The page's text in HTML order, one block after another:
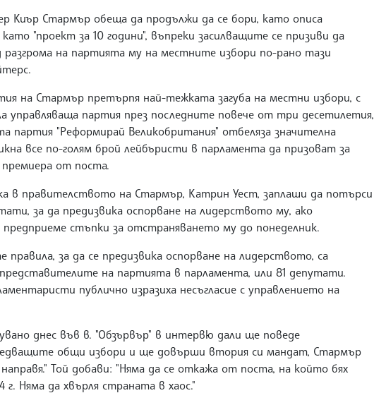
Киър Стармър обеща да продължи да се бори, като описа
"проект за 10 години", въпреки засилващите се призиви да
разгрома на партията му на местните избори по-рано тази
на Стармър претърпя най-тежката загуба на местни избори, с
управляваща партия през последните повече от три десетилетия,
партия "Реформирай Великобритания" отбеляза значителна
все по-голям брой лейбъристи в парламента да призоват за
от поста.
в правителството на Стармър, Катрин Уест, заплаши да потърси
за да предизвика оспорване на лидерството му, ако
стъпки за отстраняването му до понеделник.
правила, за да се предизвика оспорване на лидерството, са
на партията в парламента, или 81 депутати.
публично изразиха несъгласие с управлението на
днес във в. "Обзървър" в интервю дали ще поведе
общи избори и ще довърши втория си мандат, Стармър
Той добави: "Няма да се откажа от поста, на който бях
г. Няма да хвърля страната в хаос."